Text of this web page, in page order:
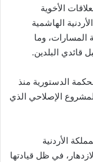
الأخوية
الهاشمية
المسارات، وما
قائدي البلدين.
الدستورية منذ
البحرين عام 2002 ضمن المشروع الإصلاحي الذي
الأردنية
في ظل قيادتها